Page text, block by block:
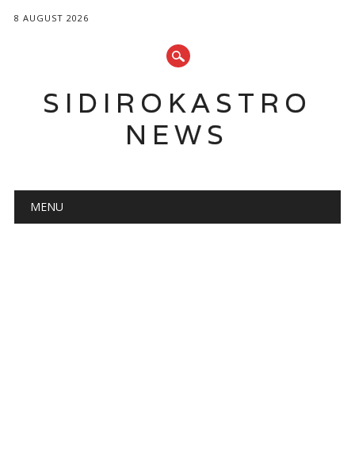
8 AUGUST 2026
SIDIROKASTRO
NEWS
Main menu
MENU